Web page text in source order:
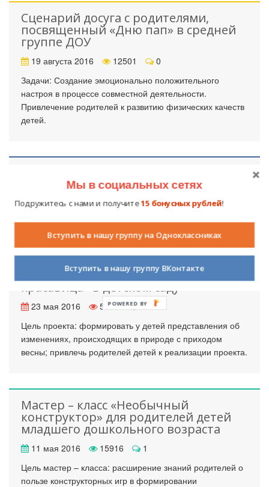
Сценарий досуга с родителями,
посвященный «Дню пап» в средней
группе ДОУ
19 августа 2016 12501
0
Задачи: Создание эмоционально положительного
настроя в процессе совместной деятельности.
Привлечение родителей к развитию физических качеств
детей.
Педагогический проект «Весна-
красавица» в детском саду
23 мая 2016 5867
1
Цель проекта: формировать у детей представления об
изменениях, происходящих в природе с приходом
весны; привлечь родителей детей к реализации проекта.
Мастер – класс «Необычный
конструктор» для родителей детей
младшего дошкольного возраста
11 мая 2016 15916
1
Цель мастер – класса: расширение знаний родителей о
пользе конструкторных игр в формировании
Мы в социальных сетях
Подружитесь с нами и получите15 бонусных рублей!
Вступить в нашу группу на Одноклассниках
Вступить в нашу группу ВКонтакте
POWERED BY